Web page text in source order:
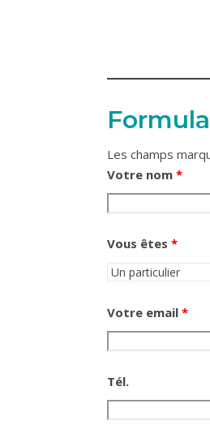
Les champs
Votre nom *
Vous êtes *
Votre email *
Tél.